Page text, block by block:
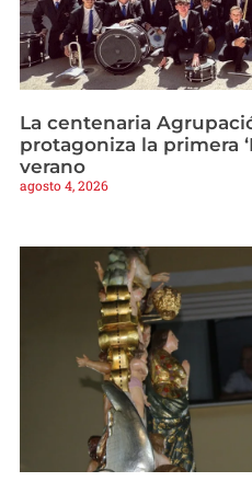
La centenaria
protagoniza la primera
verano
agosto 4, 2026